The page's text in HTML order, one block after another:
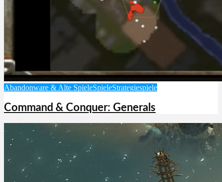
Abandonware & Alte SpieleSpieleStrategiespiele
Command & Conquer: Generals